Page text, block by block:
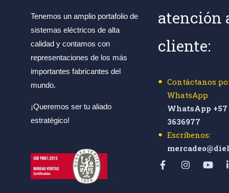
Tenemos un amplio portafolio de
sistemas eléctricos de alta
calidad y contamos con
representaciones de los más
importantes fabricantes del
mundo.
¡Queremos ser tu aliado
estratégico!
atención
cliente:
Contáctanos
WhatsApp
WhatsApp +57
3636977
Escríbenos: